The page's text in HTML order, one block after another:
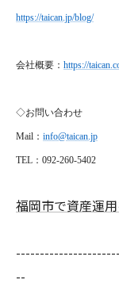
https://taican.jp/blog/
会社概要： https://
◇お問い合わせ
Mail ： info@taican.jp
TEL ：092-260-5402
福岡市で資産運
--